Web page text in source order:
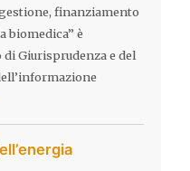
finanziamento
biomedica” è
Giurisprudenza e del